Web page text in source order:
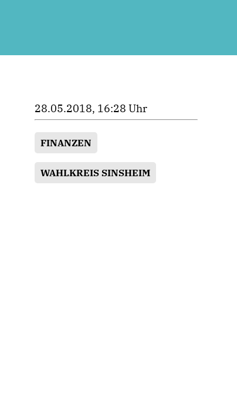
28.05.2018, 16:28 Uhr
FINANZEN
WAHLKREIS SINSHEIM